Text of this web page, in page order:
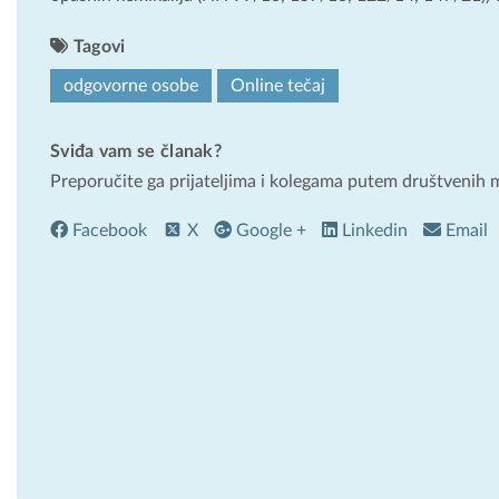
Tagovi
odgovorne osobe Online tečaj
Sviđa vam se članak?
Preporučite ga prijateljima i kolegama putem društvenih
Facebook X Google + Linkedin Email